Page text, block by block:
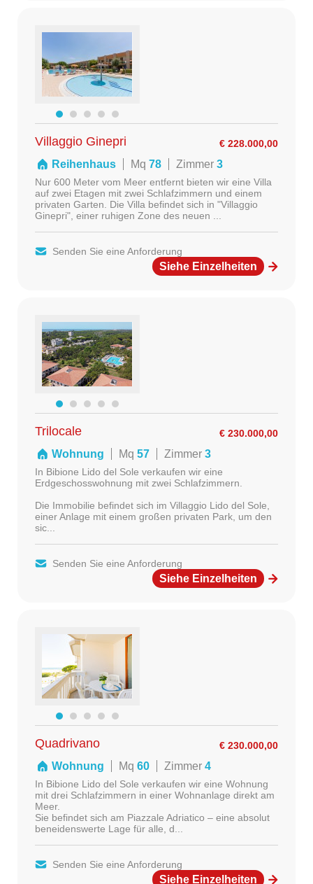
€ 228.000,00
Villaggio Ginepri
Reihenhaus Mq 78 Zimmer 3
Nur 600 Meter vom Meer entfernt bieten wir eine Villa
auf zwei Etagen mit zwei Schlafzimmern und einem
privaten Garten. Die Villa befindet sich in "Villaggio
Ginepri", einer ruhigen Zone des neuen ...
Senden Sie eine Anforderung
Siehe Einzelheiten
€ 230.000,00
Trilocale
Wohnung Mq 57 Zimmer 3
In Bibione Lido del Sole verkaufen wir eine
Erdgeschosswohnung mit zwei Schlafzimmern.
Die Immobilie befindet sich im Villaggio Lido del Sole,
einer Anlage mit einem großen privaten Park, um den
sic...
Senden Sie eine Anforderung
Siehe Einzelheiten
€ 230.000,00
Quadrivano
Wohnung Mq 60 Zimmer 4
In Bibione Lido del Sole verkaufen wir eine Wohnung
mit drei Schlafzimmern in einer Wohnanlage direkt am
Meer.
Sie befindet sich am Piazzale Adriatico – eine absolut
beneidenswerte Lage für alle, d...
Senden Sie eine Anforderung
Siehe Einzelheiten